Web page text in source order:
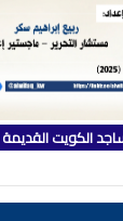
الكويت القديمة